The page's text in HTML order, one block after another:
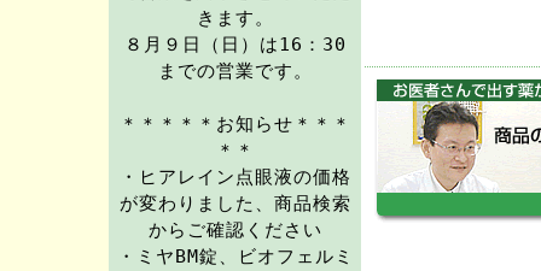
きます。
８月９日（日）は16：30
までの営業です。
＊＊＊＊＊お知らせ＊＊＊
＊＊
・ヒアレイン点眼液の価格
が変わりました、商品検索
からご確認ください
・ミヤBM錠、ビオフェルミ